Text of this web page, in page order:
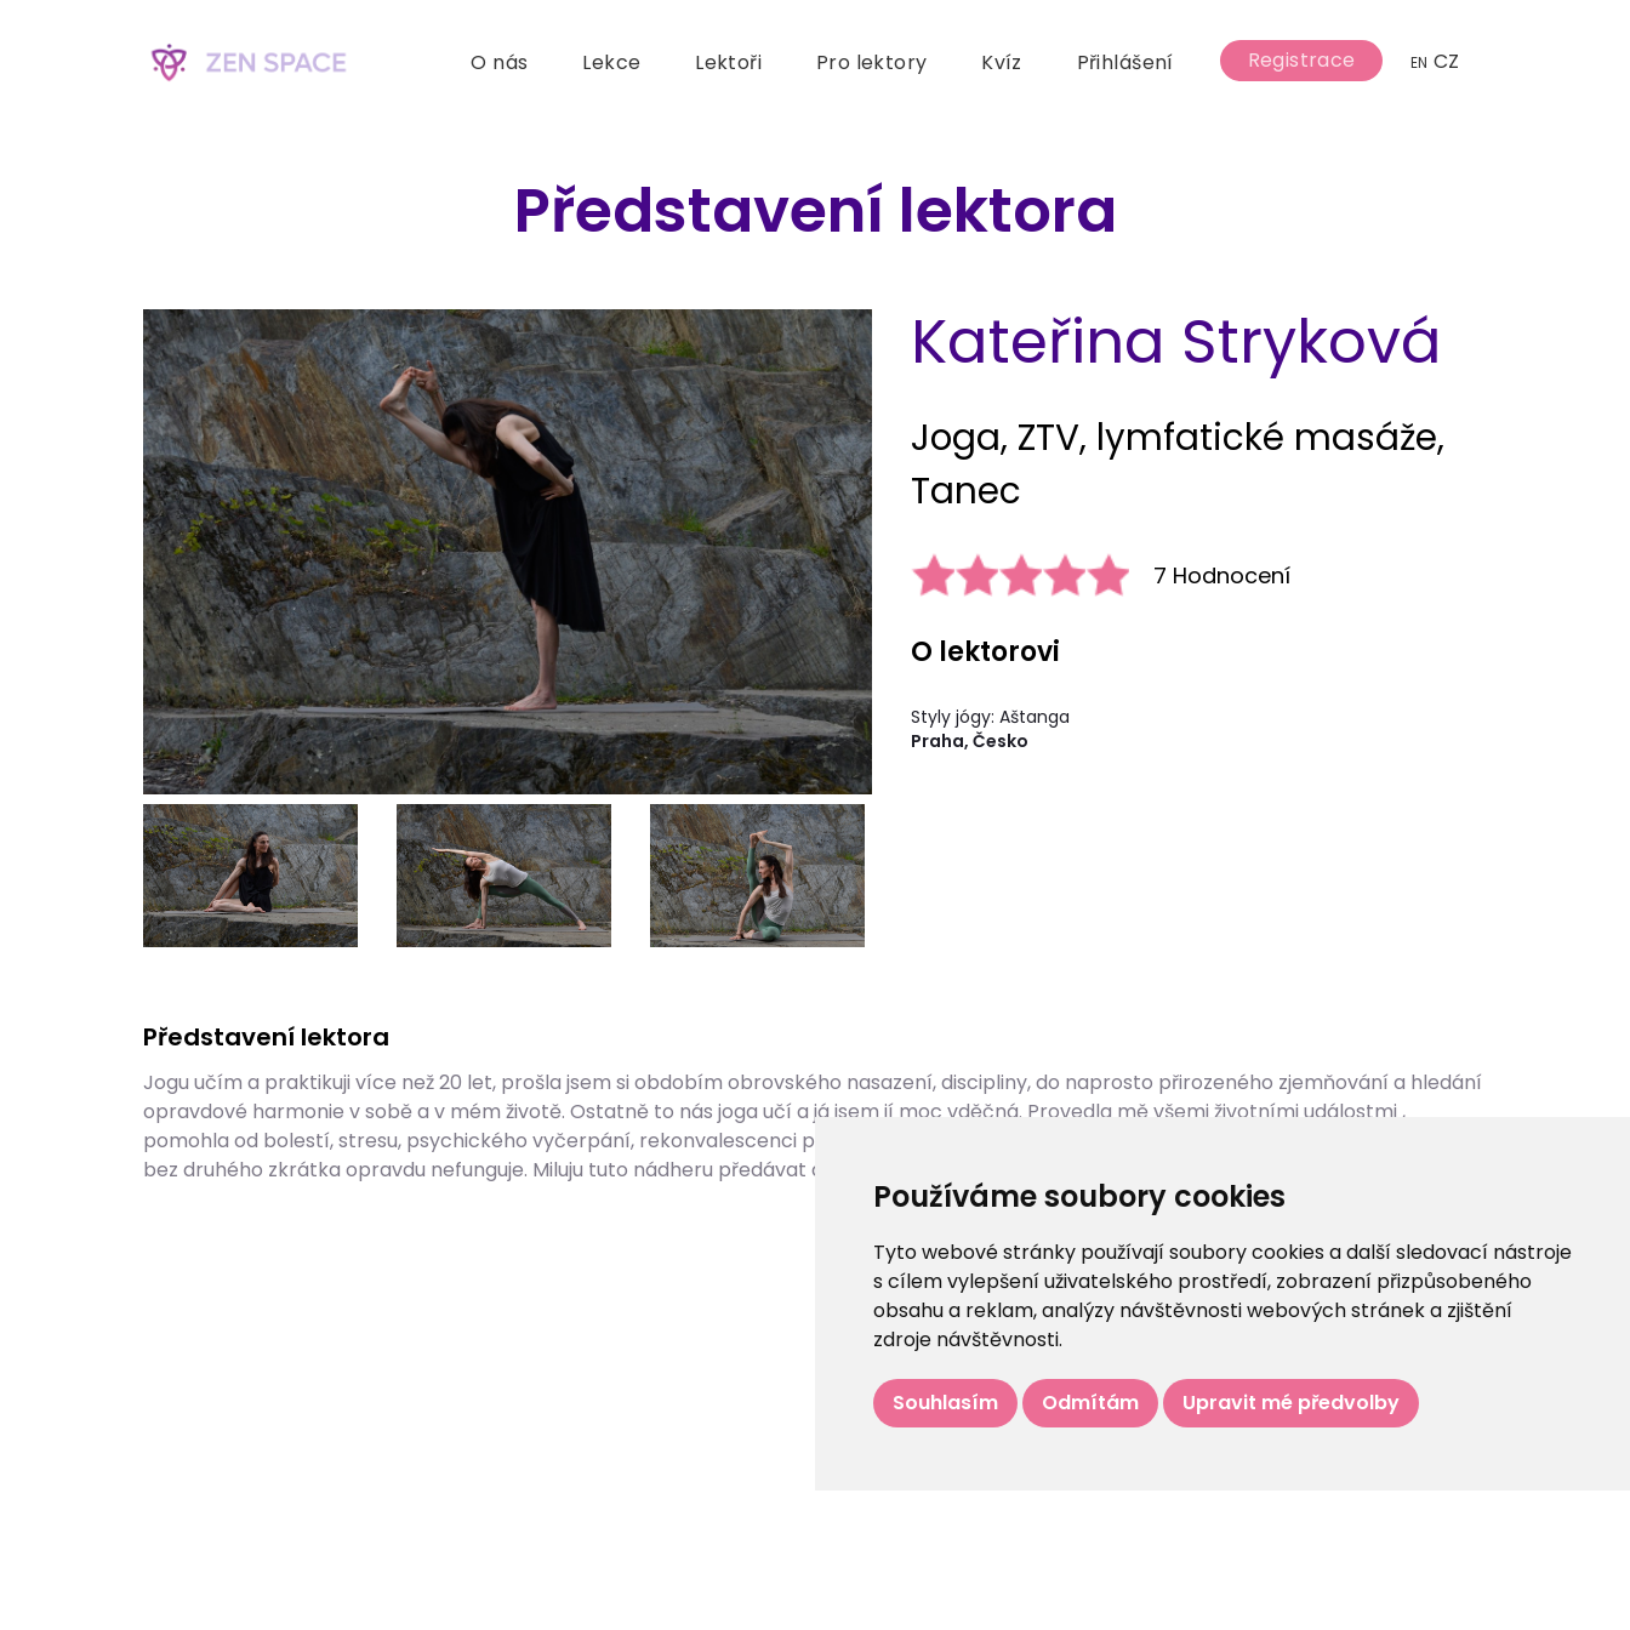
Používáme soubory cookies
Tyto webové stránky používají soubory cookies a další sledovací nástroje
s cílem vylepšení uživatelského prostředí, zobrazení přizpůsobeného
obsahu a reklam, analýzy návštěvnosti webových stránek a zjištění
zdroje návštěvnosti.
Souhlasím Odmítám Upravit mé předvolby
O nás Lekce Lektoři Pro lektory Kvíz Přihlášení Registrace EN CZ
Představení lektora
Kateřina Stryková
Joga, ZTV, lymfatické masáže,
Tanec
7 Hodnocení
O lektorovi
Styly jógy: Aštanga
Praha, Česko
Představení lektora
Jogu učím a praktikuji více než 20 let, prošla jsem si obdobím obrovského nasazení, discipliny, do naprosto přirozeného zjemňování a hledání
opravdové harmonie v sobě a v mém životě. Ostatně to nás joga učí a já jsem jí moc vděčná. Provedla mě všemi životními událostmi ,
pomohla od bolestí, stresu, psychického vyčerpání, rekonvalescenci po úrazu...Naučila mě nejen poslouchat svoje tělo, ale i duši..ono jedno
bez druhého zkrátka opravdu nefunguje. Miluju tuto nádheru předávat dát.